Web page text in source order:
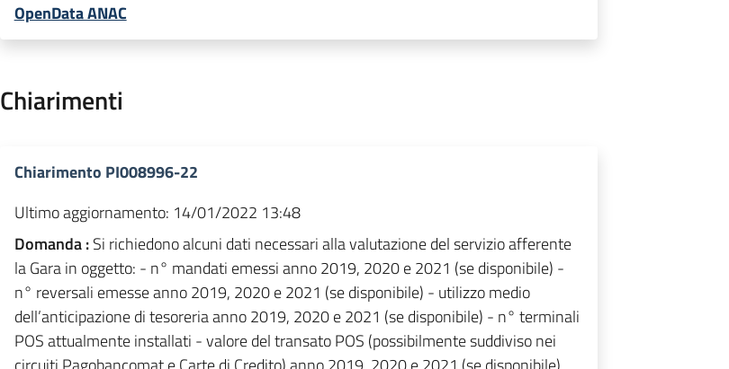
OpenData ANAC
Chiarimenti
Chiarimento PI008996-22
Ultimo aggiornamento: 14/01/2022 13:48
Domanda :Si richiedono alcuni dati necessari alla valutazione del servizio afferente
la Gara in oggetto: - n° mandati emessi anno 2019, 2020 e 2021 (se disponibile) -
n° reversali emesse anno 2019, 2020 e 2021 (se disponibile) - utilizzo medio
dell’anticipazione di tesoreria anno 2019, 2020 e 2021 (se disponibile) - n° terminali
POS attualmente installati - valore del transato POS (possibilmente suddiviso nei